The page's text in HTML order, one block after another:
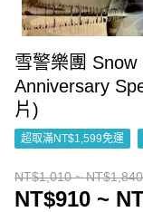
雪警樂團
Anniversary
片)
超取滿NT$1,599免運
NT$1,010 ~ NT$1,840
NT$910 ~